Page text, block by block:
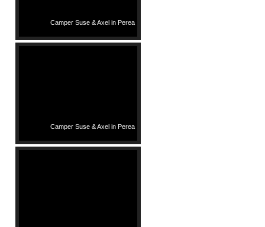
Camper Suse & Axel in Perea
Camper Suse & Axel in Perea